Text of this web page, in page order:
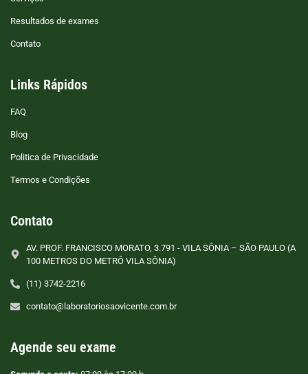
Resultados de exames
Contato
Links Rápidos
FAQ
Blog
Politica de Privacidade
Termos e Condições
Contato
AV. PROF. FRANCISCO MORATO, 3.791 - VILA SÔNIA – SÃO PAULO (A
100 METROS DO METRÔ VILA SÔNIA)
(11) 3742-2216
contato@laboratoriosaovicente.com.br
Agende seu exame